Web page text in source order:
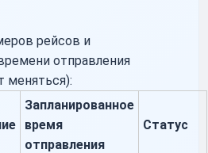
рейсов и
отправления
меняться):
Запланированное
время
отправления
Статус